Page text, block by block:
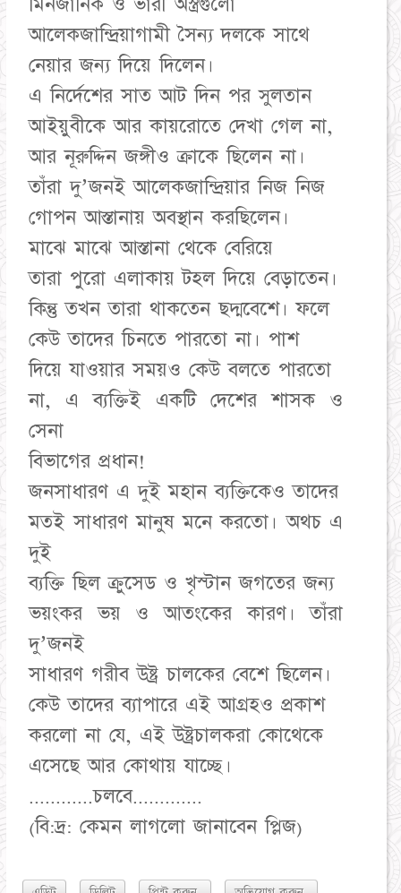
আলেকজান্দ্রিয়াগামী সৈন্য দলকে সাথে
নেয়ার জন্য দিয়ে দিলেন।
এ নির্দেশের সাত আট দিন পর সুলতান
আইয়ুবীকে আর কায়রোতে দেখা গেল না,
আর নূরুদ্দিন জঙ্গীও ক্রাকে ছিলেন না।
তাঁরা দু’জনই আলেকজান্দ্রিয়ার নিজ নিজ
গোপন আস্তানায় অবস্থান করছিলেন।
মাঝে মাঝে আস্তানা থেকে বেরিয়ে
তারা পুরো এলাকায় টহল দিয়ে বেড়াতেন।
কিন্তু তখন তারা থাকতেন ছদ্মবেশে। ফলে
কেউ তাদের চিনতে পারতো না। পাশ
দিয়ে যাওয়ার সময়ও কেউ বলতে পারতো
না, এ ব্যক্তিই একটি দেশের শাসক ও
সেনা
বিভাগের প্রধান!
জনসাধারণ এ দুই মহান ব্যক্তিকেও তাদের
মতই সাধারণ মানুষ মনে করতো। অথচ এ
দুই
ব্যক্তি ছিল ক্রুসেড ও খৃস্টান জগতের জন্য
ভয়ংকর ভয় ও আতংকের কারণ। তাঁরা
দু’জনই
সাধারণ গরীব উষ্ট্র চালকের বেশে ছিলেন।
কেউ তাদের ব্যাপারে এই আগ্রহও প্রকাশ
করলো না যে, এই উষ্ট্রচালকরা কোথেকে
এসেছে আর কোথায় যাচ্ছে।
............চলবে.............
(বি:দ্র: কেমন লাগলো জানাবেন প্লিজ)